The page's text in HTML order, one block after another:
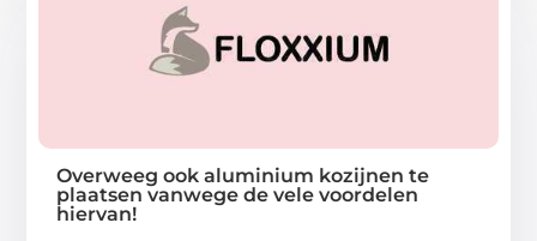
Overweeg ook aluminium kozijnen te
plaatsen vanwege de vele voordelen
hiervan!